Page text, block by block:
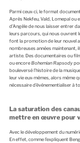
Parmi ceux-ci, le format
Après Nekfeu, Vald, Lomepal ou
d’Angèle de nous laisser entrer
leurs parcours, qui nous ouvrent
font la promotion de leur nouvel
nombreuses années maintenant,
artiste. Des documentaires ou
ou encoreBohemian Rapsody
bouleversé l’histoire de la
leur vie eux-mêmes, alors même
nécessaire d’événementialiser à
La saturation des
mettre en œuvre pour
Avec le développement du
En effet, comme l’expliquent